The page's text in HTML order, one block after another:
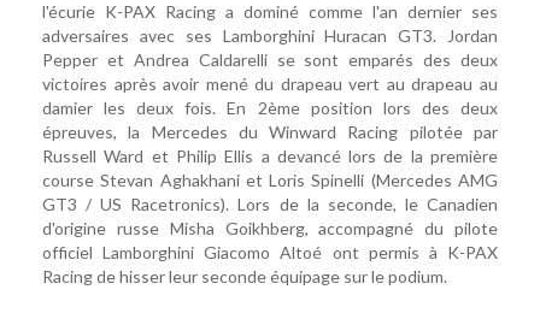
l'écurie K-PAX Racing a dominé comme l'an dernier ses
adversaires avec ses Lamborghini Huracan GT3. Jordan
Pepper et Andrea Caldarelli se sont emparés des deux
victoires après avoir mené du drapeau vert au drapeau au
damier les deux fois. En 2ème position lors des deux
épreuves, la Mercedes du Winward Racing pilotée par
Russell Ward et Philip Ellis a devancé lors de la première
course Stevan Aghakhani et Loris Spinelli (Mercedes AMG
GT3 / US Racetronics). Lors de la seconde, le Canadien
d'origine russe Misha Goikhberg, accompagné du pilote
officiel Lamborghini Giacomo Altoé ont permis à K-PAX
Racing de hisser leur seconde équipage sur le podium.